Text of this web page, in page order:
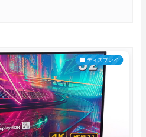
ディスプレイ